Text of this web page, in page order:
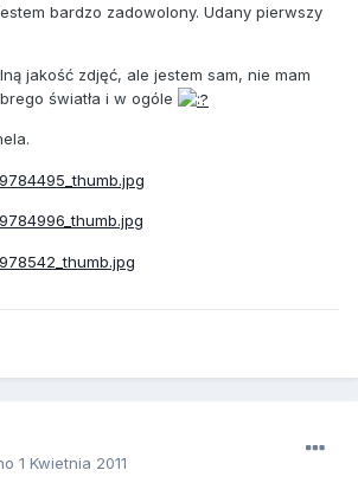
bardzo zadowolony. Udany pierwszy
jakość zdjęć, ale jestem sam, nie mam
światła i w ogóle
1 Kwietnia 2011